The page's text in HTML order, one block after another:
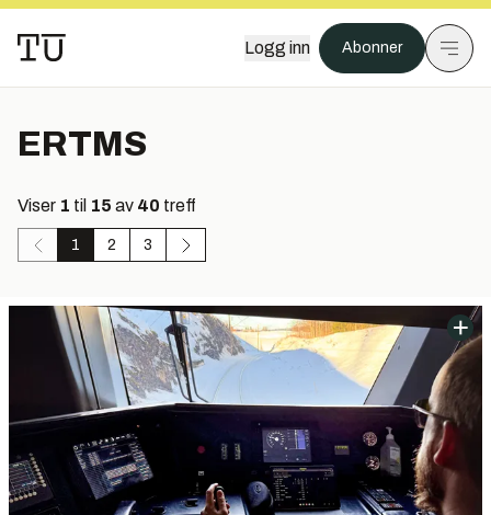
Logg inn Abonner
ERTMS
Viser 1 til 15 av 40 treff
1 2 3